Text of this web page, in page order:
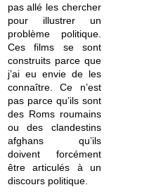
pas allé les chercher
pour illustrer un
problème politique.
Ces films se sont
construits parce que
j’ai eu envie de les
connaître. Ce n’est
pas parce qu’ils sont
des Roms roumains
ou des clandestins
afghans qu’ils
doivent forcément
être articulés à un
discours politique.